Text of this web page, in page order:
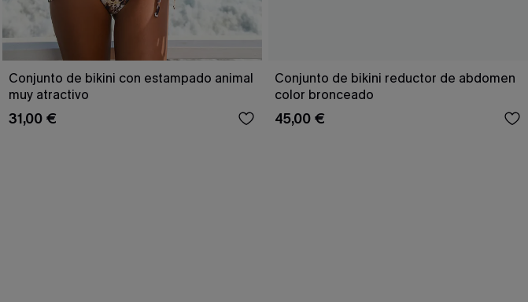
Conjunto de bikini con estampado animal
muy atractivo
31,00 €
Conjunto de bikini reductor de abdomen
color bronceado
45,00 €